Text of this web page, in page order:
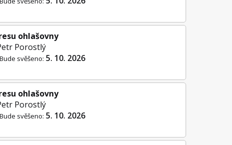
ohlašovny
Porostlý
Bude svěšeno: 5. 10. 2026
ohlašovny
Porostlý
Bude svěšeno: 5. 10. 2026